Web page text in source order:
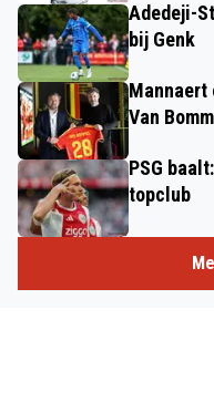
Adedeji-
bij Genk
Van
PSG
topclub